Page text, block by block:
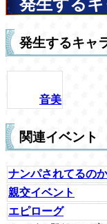
発生する
発生するキャ
音美
関連イベント
ナンパされてるの
親交イベント
エピローグ